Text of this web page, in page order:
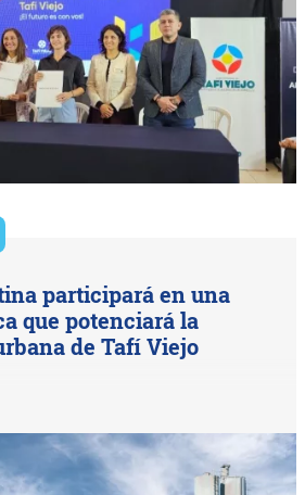
participará en una
que potenciará la
de Tafí Viejo